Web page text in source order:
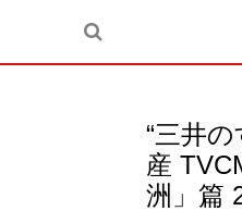
“三井
産
洲」篇